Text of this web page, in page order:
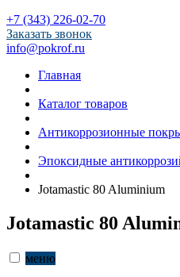
+7 (343) 226-02-70
Заказать звонок
info@pokrof.ru
Главная
Каталог товаров
Антикоррозионные
Эпоксидные
Jotamastic 80 Aluminium
Jotamastic 80
меню